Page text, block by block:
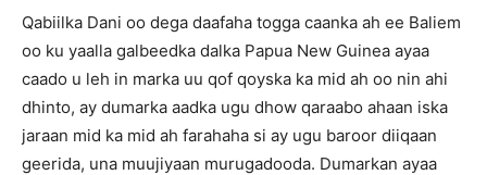
Qabiilka Dani oo dega daafaha togga caanka ah ee Baliem
oo ku yaalla galbeedka dalka Papua New Guinea ayaa
caado u leh in marka uu qof qoyska ka mid ah oo nin ahi
dhinto, ay dumarka aadka ugu dhow qaraabo ahaan iska
jaraan mid ka mid ah farahaha si ay ugu baroor diiqaan
geerida, una muujiyaan murugadooda. Dumarkan ayaa